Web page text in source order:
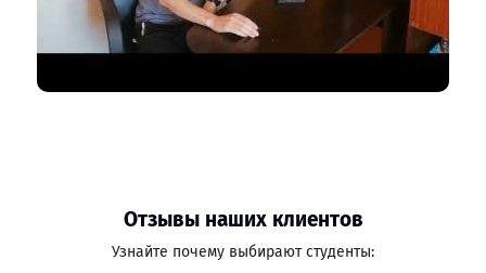
Отзывы наших клиентов
Узнайте почему выбирают студенты: